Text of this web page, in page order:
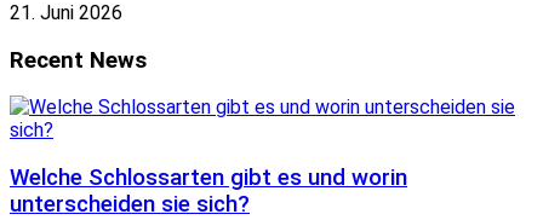
21. Juni 2026
Recent News
Welche Schlossarten gibt es und worin
unterscheiden sie sich?